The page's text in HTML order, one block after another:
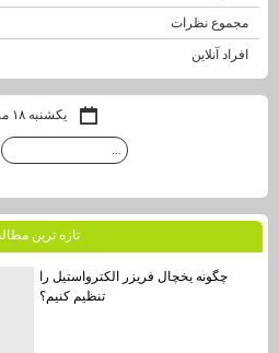
مجموع نظرات
افراد آنلاین
یکشنبه ۱۸ مرداد ۰۵
تازه ترين مطالب
چگونه یخچال فریزر الکترواستیل را
تنظیم کنیم؟